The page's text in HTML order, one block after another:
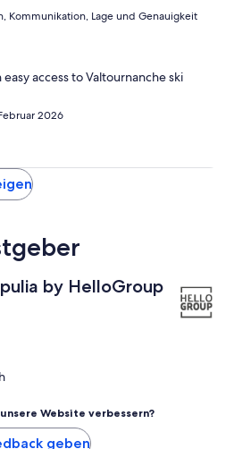
Kommunikation, Lage und Genauigkeit
access to Valtournanche ski
2026
by HelloGroup
Website verbessern?
geben